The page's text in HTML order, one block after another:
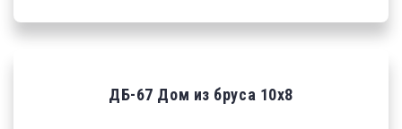
ДБ-67 Дом из бруса 10х8